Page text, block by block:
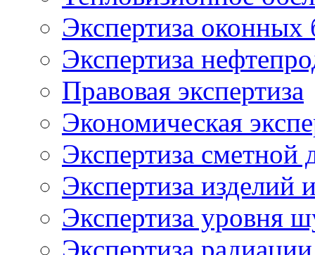
Экспертиза оконных
Экспертиза
Правовая экспертиза
Экономическая
Экспертиза сметной
Экспертиза изделий
Экспертиза уровня
Экспертиза радиации